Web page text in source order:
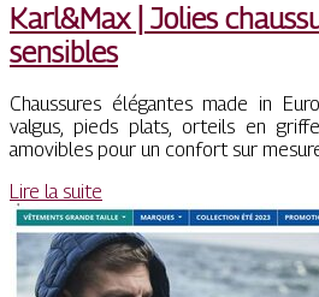
Karl&Max | Jolies
sensibles
Chaussures élégantes made in
valgus, pieds plats, orteils en
amovibles pour un confort sur
Lire la suite